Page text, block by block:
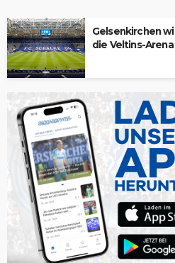
Gelsenkirchen
die Veltins-